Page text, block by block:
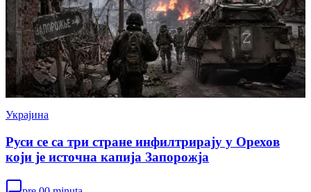
Украјина
Руси се са три стране инфилтрирају у Орехов
који је источна капија Запорожја